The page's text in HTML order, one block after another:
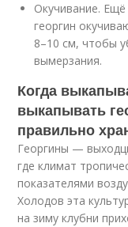
Окучивание.
георгин
8–10 см, чтобы
вымерзания.
Когда
выкапывать
правильно
Георгины —
где климат
показателями
Холодов эта
на зиму клубни